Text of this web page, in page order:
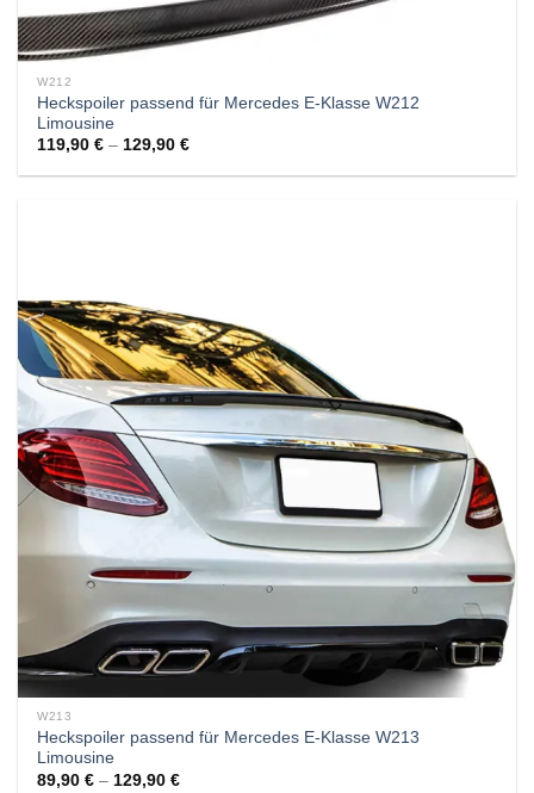
W212
Heckspoiler passend für Mercedes E-Klasse W212
Limousine
119,90€ – 129,90€
W213
Heckspoiler passend für Mercedes E-Klasse W213
Limousine
89,90€ – 129,90€